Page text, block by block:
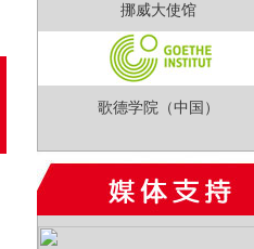
挪威大使馆
歌德学院（中国）